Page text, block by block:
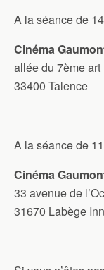
A la séance de
Cinéma
allée du 7ème art
33400 Talence
A la séance de
Cinéma
33 avenue de
31670 Labège